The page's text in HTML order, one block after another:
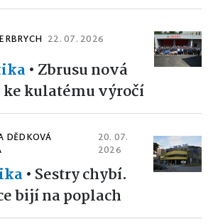
22. 07. 2026
• Zbrusu nová
kulatému výročí
DĚDKOVÁ
20. 07.
2026
• Sestry chybí.
bijí na poplach